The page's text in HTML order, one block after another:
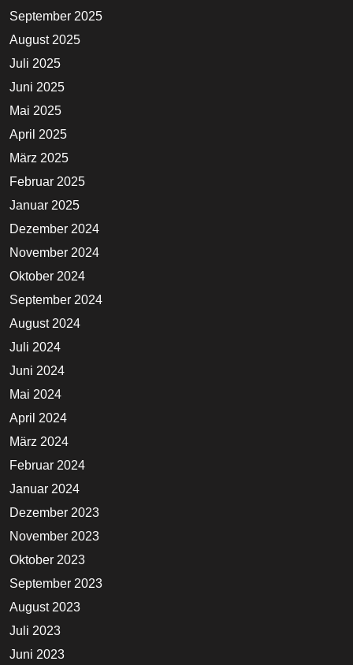
September 2025
August 2025
Juli 2025
Juni 2025
Mai 2025
April 2025
März 2025
Februar 2025
Januar 2025
Dezember 2024
November 2024
Oktober 2024
September 2024
August 2024
Juli 2024
Juni 2024
Mai 2024
April 2024
März 2024
Februar 2024
Januar 2024
Dezember 2023
November 2023
Oktober 2023
September 2023
August 2023
Juli 2023
Juni 2023